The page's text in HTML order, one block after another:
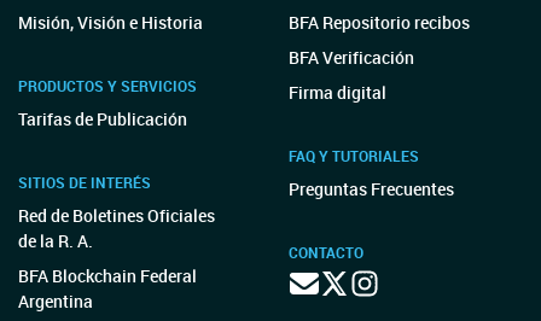
Misión, Visión e Historia
PRODUCTOS Y SERVICIOS
Tarifas de Publicación
SITIOS DE INTERÉS
Red de Boletines Oficiales
de la R. A.
BFA Blockchain Federal
Argentina
BFA Repositorio recibos
BFA Verificación
Firma digital
FAQ Y TUTORIALES
Preguntas Frecuentes
CONTACTO